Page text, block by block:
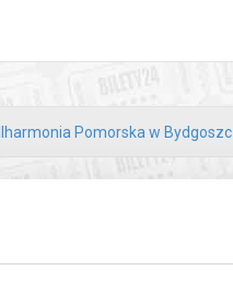
Pomorska w